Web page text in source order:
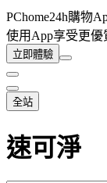
PChome24h購物
使用App享受更優
立即體驗
全站
速可淨